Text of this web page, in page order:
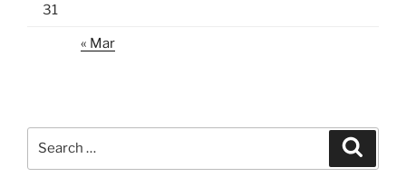
31
« Mar